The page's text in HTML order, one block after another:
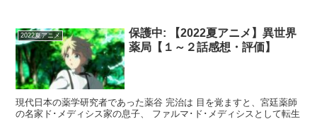
2022夏アニメ
保護中: 【2022夏アニメ】異世界
薬局【１～２話感想・評価】
現代日本の薬学研究者であった薬谷 完治は 目を覚ますと、宮廷薬師
の名家ド･メディシス家の息子、 ファルマ･ド･メディシスとして転生